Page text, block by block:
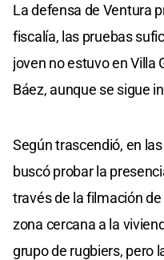
La defensa de Ventura
fiscalía, las pruebas
joven no estuvo en Villa
Báez, aunque se sigue
Según trascendió, en
buscó probar la
través de la filmación
zona cercana a la
grupo de rugbiers, pero